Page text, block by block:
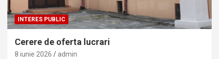
INTERES PUBLIC
Cerere de oferta lucrari
8 iunie 2026 admin